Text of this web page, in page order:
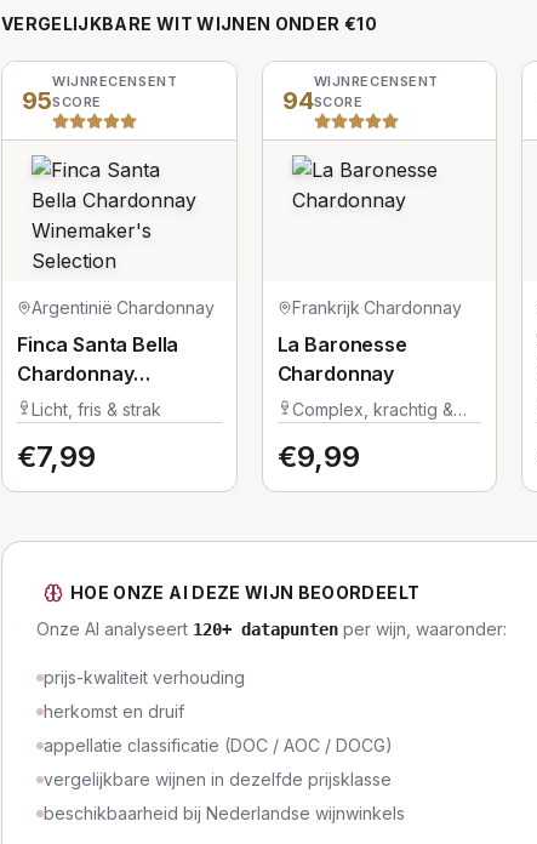
VERGELIJKBARE WIT WIJNEN ONDER €10
95
WIJNRECENSENT
SCORE
Argentinië·Chardonnay
Finca Santa Bella
Chardonnay
Winemaker's
Licht, fris & strak
€7,99
94
WIJNRECENSENT
SCORE
Frankrijk·Chardonnay
La Baronesse
Chardonnay
Complex, krachtig &
€9,99
HOE ONZE AI DEZE WIJN BEOORDEELT
Onze AI analyseert 120+ datapunten per wijn, waaronder:
prijs-kwaliteit verhouding
herkomst en druif
appellatie classificatie (DOC / AOC / DOCG)
vergelijkbare wijnen in dezelfde prijsklasse
beschikbaarheid bij Nederlandse wijnwinkels